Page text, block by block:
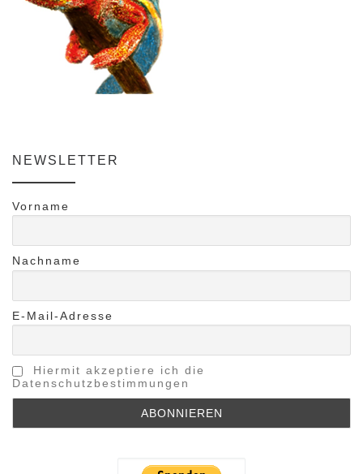
NEWSLETTER
Vorname
Nachname
E-Mail-Adresse
Hiermit akzeptiere ich die
Datenschutzbestimmungen